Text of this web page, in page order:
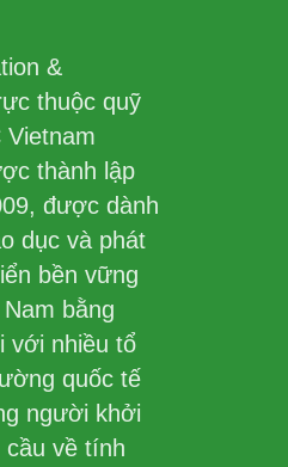
&
thuộc quỹ
Vietnam
thành lập
được dành
dục và phát
bền vững
bằng
với nhiều tổ
quốc tế
người khởi
về tính